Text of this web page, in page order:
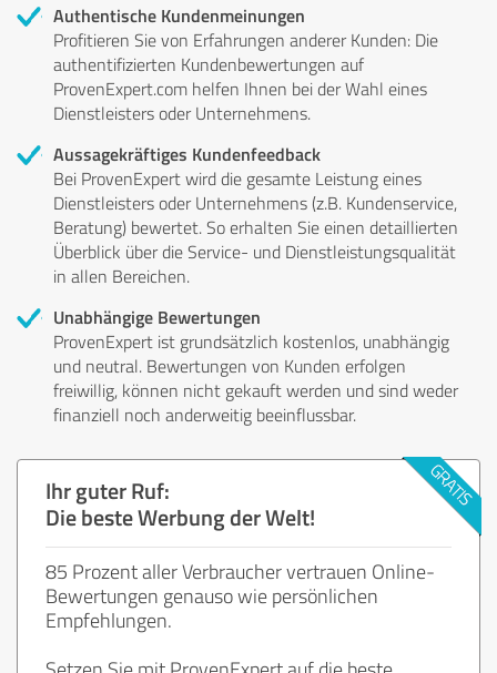
Authentische Kundenmeinungen
Profitieren Sie von Erfahrungen anderer Kunden: Die
authentifizierten Kundenbewertungen auf
ProvenExpert.com helfen Ihnen bei der Wahl eines
Dienstleisters oder Unternehmens.
Aussagekräftiges Kundenfeedback
Bei ProvenExpert wird die gesamte Leistung eines
Dienstleisters oder Unternehmens (z.B. Kundenservice,
Beratung) bewertet. So erhalten Sie einen detaillierten
Überblick über die Service- und Dienstleistungsqualität
in allen Bereichen.
Unabhängige Bewertungen
ProvenExpert ist grundsätzlich kostenlos, unabhängig
und neutral. Bewertungen von Kunden erfolgen
freiwillig, können nicht gekauft werden und sind weder
finanziell noch anderweitig beeinflussbar.
Ihr guter Ruf:
Die beste Werbung der Welt!
85 Prozent aller Verbraucher vertrauen Online-
Bewertungen genauso wie persönlichen
Empfehlungen.